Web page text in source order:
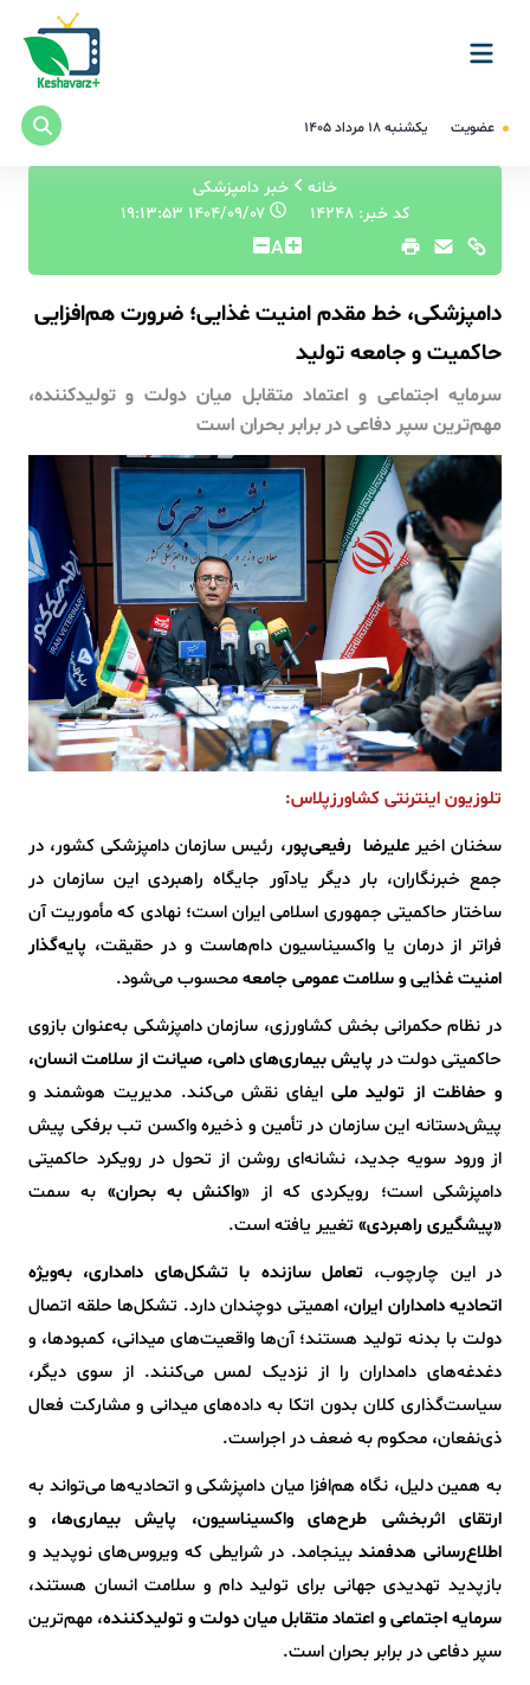
عضویت یکشنبه ۱۸ مرداد ۱۴۰۵
خانه
خبر دامپزشکی
کد خبر: 14248
۱۴۰۴/۰۹/۰۷ ۱۹:۱۳:۵۳
A
دامپزشکی، خط مقدم امنیت غذایی؛ ضرورت هم‌افزایی
حاکمیت و جامعه تولید
سرمایه اجتماعی و اعتماد متقابل میان دولت و تولیدکننده،
مهم‌ترین سپر دفاعی در برابر بحران است
تلوزیون اینترنتی کشاورزپلاس:
سخنان اخیرعلیرضا رفیعی‌پور، رئیس سازمان دامپزشکی کشور، در
جمع خبرنگاران، بار دیگر یادآور جایگاه راهبردی این سازمان در
ساختار حاکمیتی جمهوری اسلامی ایران است؛ نهادی که مأموریت آن
فراتر از درمان یا واکسیناسیون دام‌هاست و در حقیقت، پایه‌گذار
امنیت غذایی و سلامت عمومی جامعهمحسوب می‌شود.
در نظام حکمرانی بخش کشاورزی، سازمان دامپزشکی به‌عنوان بازوی
حاکمیتی دولت در پایش بیماری‌های دامی، صیانت از سلامت انسان،
و حفاظت از تولید ملیایفای نقش می‌کند. مدیریت هوشمند و
پیش‌دستانه این سازمان در تأمین و ذخیره واکسن تب برفکی پیش
از ورود سویه جدید، نشانه‌ای روشن از تحول در رویکرد حاکمیتی
دامپزشکی است؛ رویکردی که از «واکنش به بحران» به سمت
«پیشگیری راهبردی» تغییر یافته است.
در این چارچوب،تعامل سازنده با تشکل‌های دامداری، به‌ویژه
اتحادیه دامداران ایران، اهمیتی دوچندان دارد. تشکل‌ها حلقه اتصال
دولت با بدنه تولید هستند؛ آن‌ها واقعیت‌های میدانی، کمبودها، و
دغدغه‌های دامداران را از نزدیک لمس می‌کنند. از سوی دیگر،
سیاست‌گذاری کلان بدون اتکا به داده‌های میدانی و مشارکت فعال
ذی‌نفعان، محکوم به ضعف در اجراست.
به همین دلیل، نگاه هم‌افزا میان دامپزشکی و اتحادیه‌ها می‌تواند به
ارتقای اثربخشی طرح‌های واکسیناسیون، پایش بیماری‌ها، و
اطلاع‌رسانی هدفمندبینجامد. در شرایطی که ویروس‌های نوپدید و
بازپدید تهدیدی جهانی برای تولید دام و سلامت انسان هستند،
سرمایه اجتماعی و اعتماد متقابل میان دولت و تولیدکننده، مهم‌ترین
سپر دفاعی در برابر بحران است.